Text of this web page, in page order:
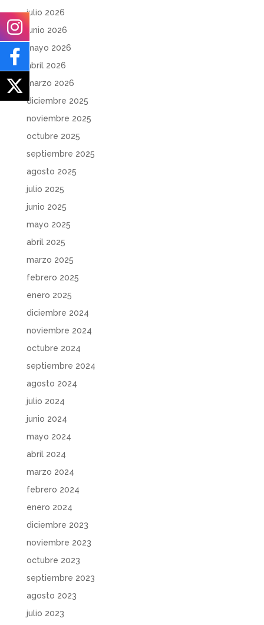
julio 2026
junio 2026
mayo 2026
abril 2026
marzo 2026
diciembre 2025
noviembre 2025
octubre 2025
septiembre 2025
agosto 2025
julio 2025
junio 2025
mayo 2025
abril 2025
marzo 2025
febrero 2025
enero 2025
diciembre 2024
noviembre 2024
octubre 2024
septiembre 2024
agosto 2024
julio 2024
junio 2024
mayo 2024
abril 2024
marzo 2024
febrero 2024
enero 2024
diciembre 2023
noviembre 2023
octubre 2023
septiembre 2023
agosto 2023
julio 2023